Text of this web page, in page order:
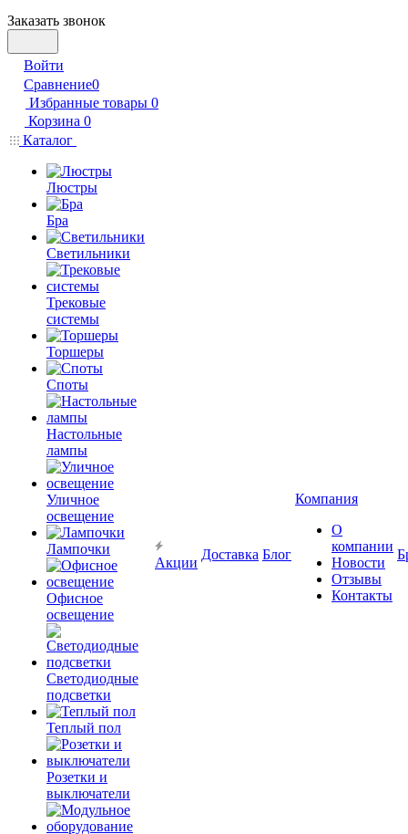
Заказать звонок
Войти
Сравнение0
Избранные товары 0
Корзина 0
Каталог
Люстры
Бра
Светильники
Трековые
системы
Торшеры
Споты
Настольные
лампы
Уличное
освещение
Лампочки
Офисное
освещение
Светодиодные
подсветки
Теплый пол
Розетки и
выключатели
Акции
Доставка Блог
Компания
О
компании
Новости
Отзывы
Контакты